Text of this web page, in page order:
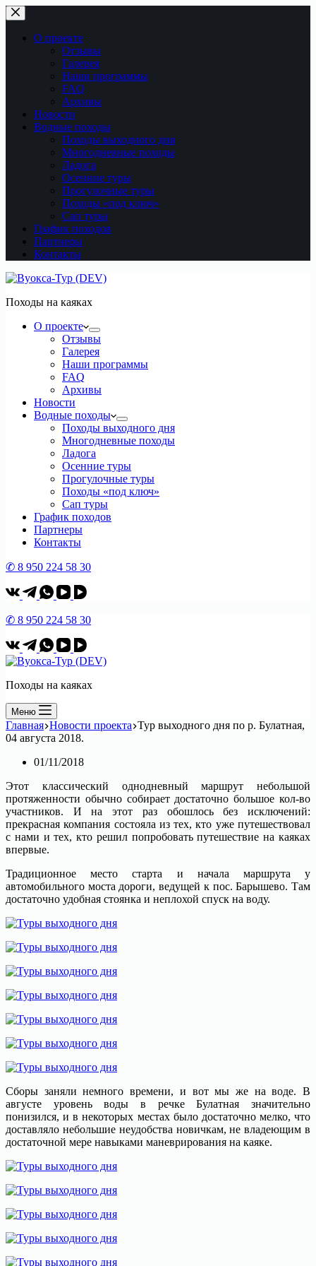
Перейти
к
сути
О проекте
Отзывы
Галерея
Наши программы
FAQ
Архивы
Новости
Водные походы
Походы выходного дня
Многодневные походы
Ладога
Осенние туры
Прогулочные туры
Походы «под ключ»
Сап туры
График походов
Партнеры
Контакты
Походы на каяках
О проекте
Отзывы
Галерея
Наши программы
FAQ
Архивы
Новости
Водные походы
Походы выходного дня
Многодневные походы
Ладога
Осенние туры
Прогулочные туры
Походы «под ключ»
Сап туры
График походов
Партнеры
Контакты
✆ 8 950 224 58 30
✆ 8 950 224 58 30
Походы на каяках
Меню
Главная Новости проекта Тур выходного дня по р. Булатная,
04 августа 2018.
01/11/2018
Этот классический однодневный маршрут небольшой
протяженности обычно собирает достаточно большое кол-во
участников. И на этот раз обошлось без исключений:
прекрасная компания состояла из тех, кто уже путешествовал
с нами и тех, кто решил попробовать путешествие на каяках
впервые.
Традиционное место старта и начала маршрута у
автомобильного моста дороги, ведущей к пос. Барышево. Там
достаточно удобная стоянка и неплохой спуск на воду.
Сборы заняли немного времени, и вот мы же на воде. В
августе уровень воды в речке Булатная значительно
понизился, и в некоторых местах было достаточно мелко, что
доставляло небольшие неудобства новичкам, не владеющим в
достаточной мере навыками маневрирования на каяке.